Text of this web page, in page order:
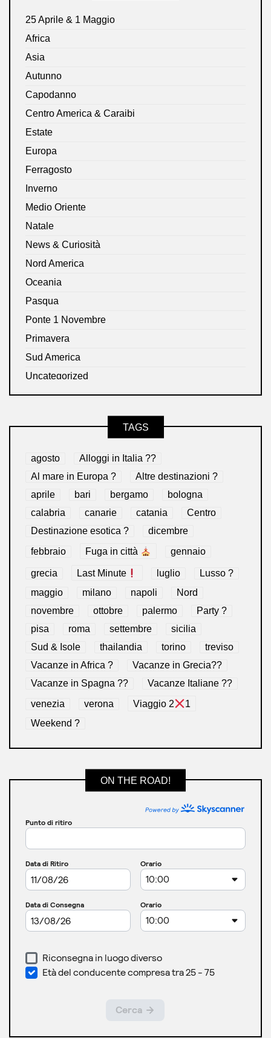
25 Aprile & 1 Maggio
Africa
Asia
Autunno
Capodanno
Centro America & Caraibi
Estate
Europa
Ferragosto
Inverno
Medio Oriente
Natale
News & Curiosità
Nord America
Oceania
Pasqua
Ponte 1 Novembre
Primavera
Sud America
Uncategorized
TAGS
agosto
Alloggi in Italia ??
Al mare in Europa ?️
Altre destinazioni ?
aprile
bari bergamo
bologna
calabria
canarie catania
Centro
Destinazione esotica ?
dicembre
febbraio Fuga in città gennaio
grecia Last Minute luglio
Lusso ?
maggio
milano napoli
Nord
novembre
ottobre palermo
Party ?
pisa
roma settembre
sicilia
Sud & Isole
thailandia torino
treviso
Vacanze in Africa ?
Vacanze in Grecia??
Vacanze in Spagna ??
Vacanze Italiane ??
venezia verona Viaggio 2
1
Weekend ?
ON THE ROAD!